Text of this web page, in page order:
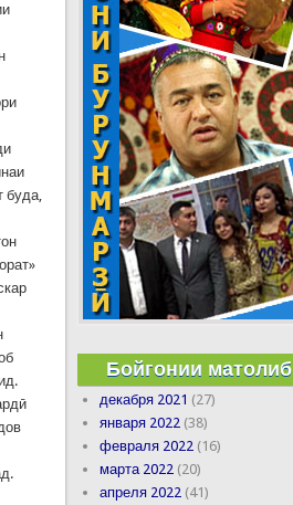
буда,
Бойгонии матолиб
декабря 2021 (27)
января 2022 (38)
февраля 2022 (16)
марта 2022 (20)
апреля 2022 (41)